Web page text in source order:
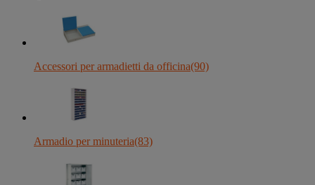
Accessori per armadietti da officina(90)
Armadio per minuteria(83)